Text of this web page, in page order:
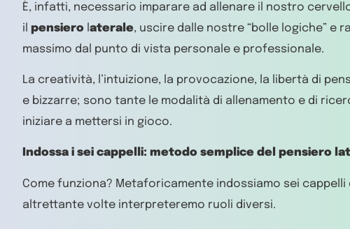
È, infatti, necessario imparare ad allenare il nostro
il pensiero aterale, uscire dalle nostre “bolle logiche” e
massimo dal punto di vista personale e professionale.
La creatività, l’intuizione, la provocazione, la libertà di
e bizzarre; sono tante le modalità di allenamento e di
iniziare a mettersi in gioco.
Indossa i sei cappelli: metodo semplice del pensiero
Come funziona? Metaforicamente indossiamo sei
altrettante volte interpreteremo ruoli diversi.